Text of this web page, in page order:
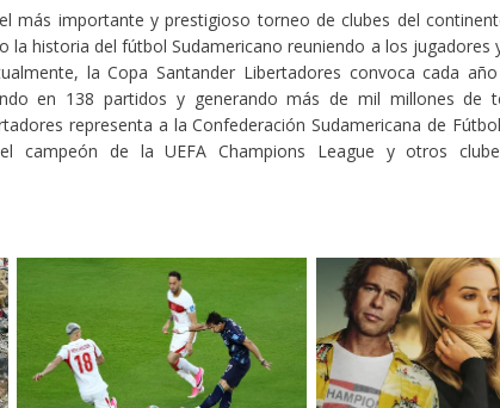
más importante y prestigioso torneo de clubes del
la historia del fútbol Sudamericano reuniendo a los jugadores
la Copa Santander Libertadores convoca cada
en 138 partidos y generando más de mil millones de
representa a la Confederación Sudamericana de
campeón de la UEFA Champions League y otros